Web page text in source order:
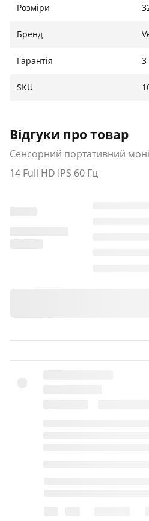
Розміри
Бренд
Гарантія 3
SKU
Відгуки про товар
Сенсорний портативний
14 Full HD IPS 60 Гц